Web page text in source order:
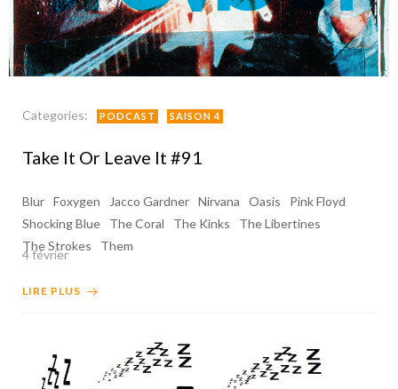
Categories: PODCAST SAISON 4
Take It Or Leave It #91
Blur Foxygen Jacco Gardner Nirvana Oasis
Pink Floyd
Shocking Blue
The Coral The Kinks
The Libertines
The Strokes
Them
4 février
LIRE PLUS